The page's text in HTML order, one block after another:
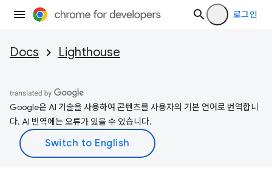
로그인
Docs Lighthouse
Google은 AI 기술을 사용하여 콘텐츠를 사용자의 기본 언어로 번역합니
다. AI 번역에는 오류가 있을 수 있습니다.